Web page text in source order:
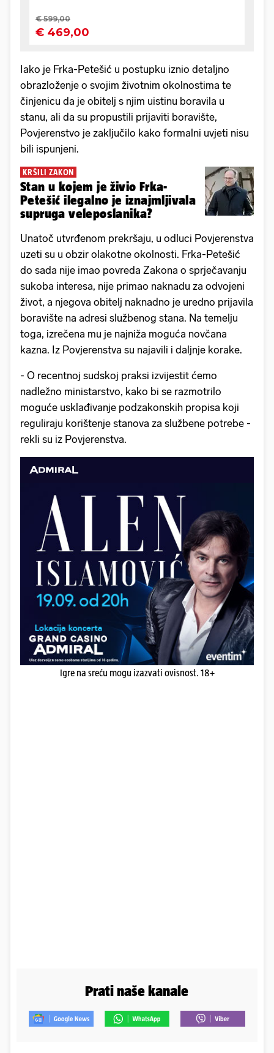
Iako je Frka-Petešić u postupku iznio detaljno
obrazloženje o svojim životnim okolnostima te
činjenicu da je obitelj s njim uistinu boravila u
stanu, ali da su propustili prijaviti boravište,
Povjerenstvo je zaključilo kako formalni uvjeti nisu
bili ispunjeni.
KRŠILI ZAKON
Stan u kojem je živio Frka-
Petešić ilegalno je iznajmljivala
supruga veleposlanika?
Unatoč utvrđenom prekršaju, u odluci Povjerenstva
uzeti su u obzir olakotne okolnosti. Frka-Petešić
do sada nije imao povreda Zakona o sprječavanju
sukoba interesa, nije primao naknadu za odvojeni
život, a njegova obitelj naknadno je uredno prijavila
boravište na adresi službenog stana. Na temelju
toga, izrečena mu je najniža moguća novčana
kazna. Iz Povjerenstva su najavili i daljnje korake.
- O recentnoj sudskoj praksi izvijestit ćemo
nadležno ministarstvo, kako bi se razmotrilo
moguće usklađivanje podzakonskih propisa koji
reguliraju korištenje stanova za službene potrebe -
rekli su iz Povjerenstva.
Igre na sreću mogu izazvati ovisnost. 18+
Prati naše kanale